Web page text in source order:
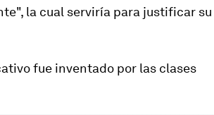
", la cual serviría para justificar su
fue inventado por las clases